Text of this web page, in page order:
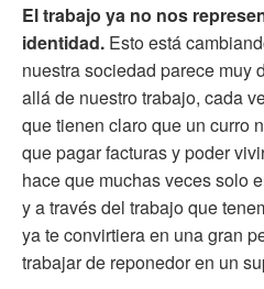
El trabajo ya no nos
identidad. Esto está
nuestra sociedad parece muy
allá de nuestro trabajo, cada
que tienen claro que un curro
que pagar facturas y poder
hace que muchas veces solo
y a través del trabajo que
ya te convirtiera en una gran
trabajar de reponedor en un